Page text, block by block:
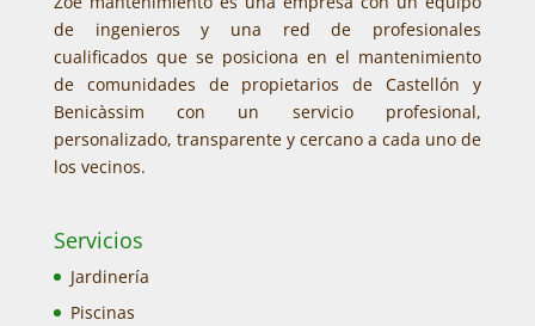
de ingenieros y una red de profesionales
cualificados que se posiciona en el mantenimiento
de comunidades de propietarios de Castellón y
Benicàssim con un servicio profesional,
personalizado, transparente y cercano a cada uno de
los vecinos.
Servicios
Jardinería
Piscinas